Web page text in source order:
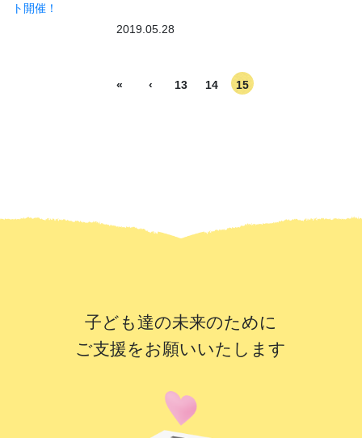
ト開催！
2019.05.28
« ‹ 13 14 15
子ども達の未来のために
ご支援をお願いいたします